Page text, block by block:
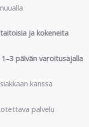
ja kokeneita
1–3 päivän varoitusajalla
kanssa
palvelu